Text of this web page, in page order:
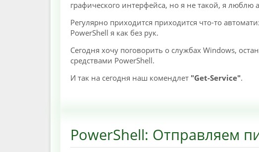
графического интерфейса, но я не такой, я люблю
Регулярно приходится приходится что-то
PowerShell я как без рук.
Сегодня хочу поговорить о службах Windows,
средствами PowerShell.
И так на сегодня наш комендлет "Get-Service".
PowerShell: Отправляем